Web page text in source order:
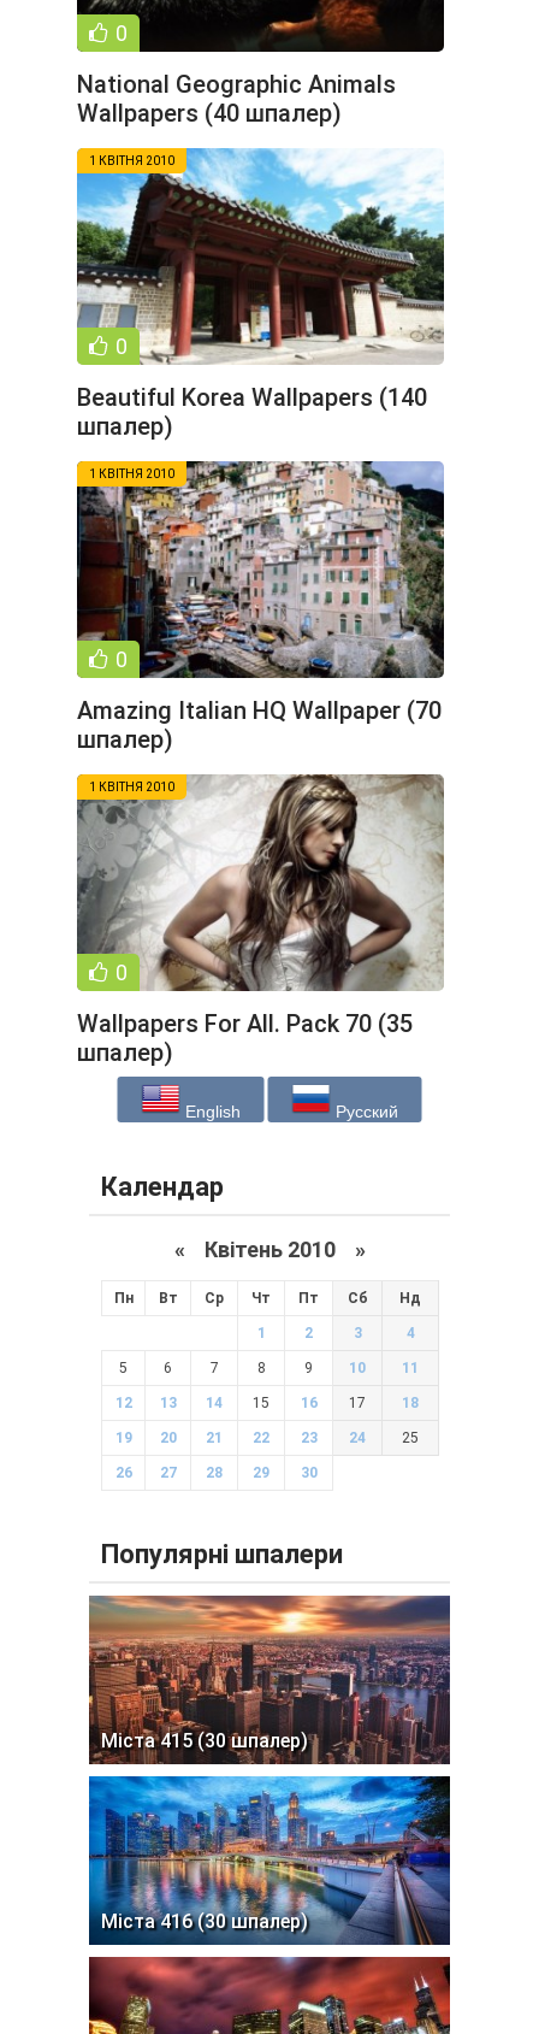
0
National Geographic Animals
Wallpapers (40 шпалер)
1 КВІТНЯ 2010
0
Beautiful Korea Wallpapers (140
шпалер)
1 КВІТНЯ 2010
0
Amazing Italian HQ Wallpaper (70
шпалер)
1 КВІТНЯ 2010
0
Wallpapers For All. Pack 70 (35
шпалер)
English Русский
Календар
« Квітень 2010 »
Пн Вт Ср Чт Пт Сб Нд
1 2 3 4
5 6 7 8 9 10 11
12 13 14 15 16 17 18
19 20 21 22 23 24 25
26 27 28 29 30
Популярні шпалери
Міста 415 (30 шпалер)
Міста 416 (30 шпалер)